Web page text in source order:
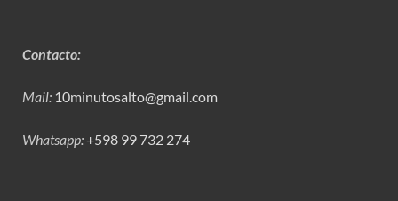
Contacto:
Mail: 10minutosalto@gmail.com
Whatsapp:+598 99 732 274